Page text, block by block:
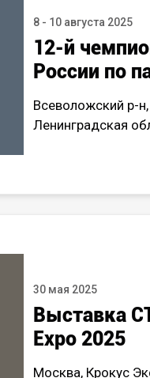
8 - 10 августа 2025
12-й
России по
Всеволожский р-н,
Ленинградская
30 мая 2025
Выставка
Expo 2025
Москва, Крокус